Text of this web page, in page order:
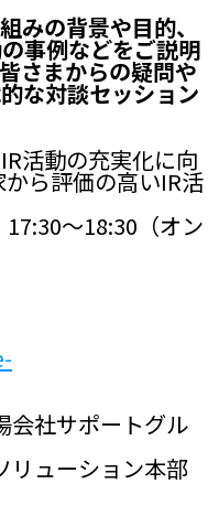
みの背景や目的、
事例などをご説明
さまからの疑問や
な対談セッション
活動の充実化に向
ら評価の高いIR活
17:30〜18:30（オン
会社サポートグル
リューション本部